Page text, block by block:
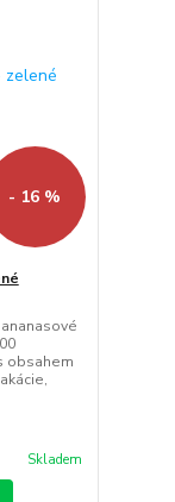
- 16 %
obsahem
Skladem